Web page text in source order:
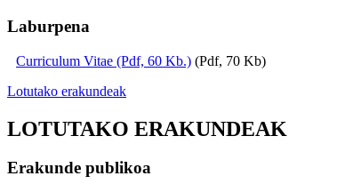
Laburpena
Curriculum Vitae (Pdf, 60 Kb.) (Pdf, 70 Kb)
Lotutako erakundeak
LOTUTAKO ERAKUNDEAK
Erakunde publikoa